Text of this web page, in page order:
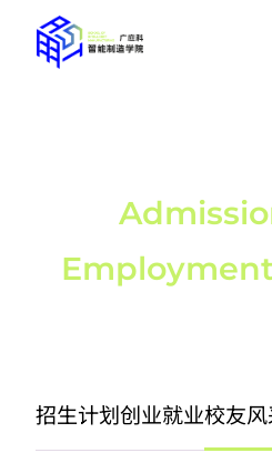
招生计划创业就业校友